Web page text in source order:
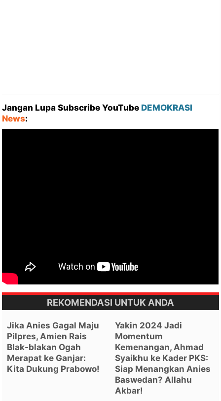
Jangan Lupa Subscribe YouTube DEMOKRASI
News:
REKOMENDASI UNTUK ANDA
Jika Anies Gagal Maju
Pilpres, Amien Rais
Blak-blakan Ogah
Merapat ke Ganjar:
Kita Dukung Prabowo!
Yakin 2024 Jadi
Momentum
Kemenangan, Ahmad
Syaikhu ke Kader PKS:
Siap Menangkan Anies
Baswedan? Allahu
Akbar!